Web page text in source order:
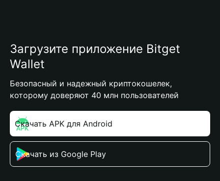
Загрузите приложение Bitget
Wallet
Безопасный и надежный криптокошелек,
которому доверяют 40 млн пользователей
Скачать APK для Android
Скачать из Google Play